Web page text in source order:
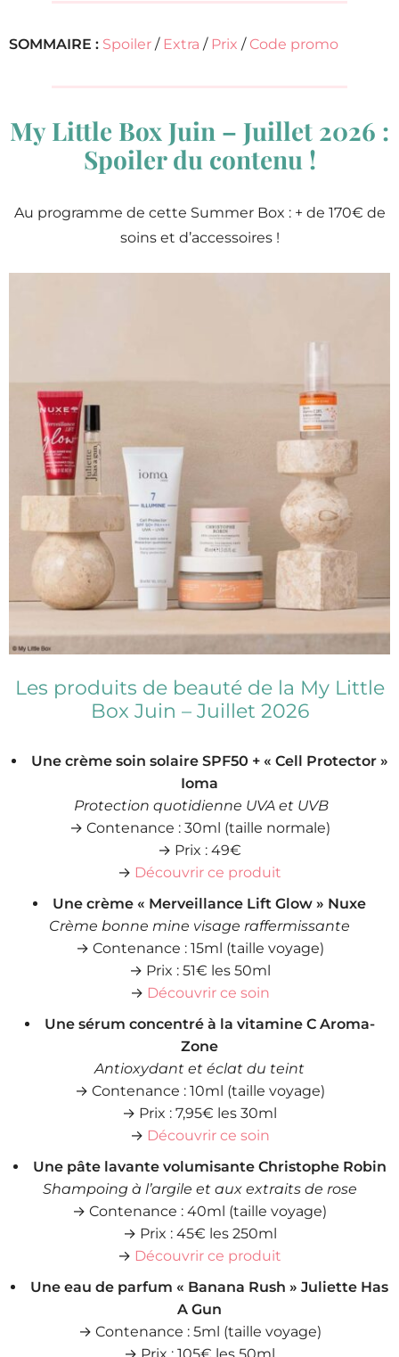
SOMMAIRE : Spoiler / Extra / Prix / Code promo
My Little Box Juin – Juillet 2026 :
Spoiler du contenu !
Au programme de cette Summer Box : + de 170€ de
soins et d’accessoires !
Les produits de beauté de la My Little
Box Juin – Juillet 2026
Une crème soin solaire SPF50 + « Cell Protector »
Ioma
Protection quotidienne UVA et UVB
→ Contenance : 30ml (taille normale)
→ Prix : 49€
→ Découvrir ce produit
Une crème « Merveillance Lift Glow » Nuxe
Crème bonne mine visage raffermissante
→ Contenance : 15ml (taille voyage)
→ Prix : 51€ les 50ml
→ Découvrir ce soin
Une sérum concentré à la vitamine C Aroma-
Zone
Antioxydant et éclat du teint
→ Contenance : 10ml (taille voyage)
→ Prix : 7,95€ les 30ml
→ Découvrir ce soin
Une pâte lavante volumisante Christophe Robin
Shampoing à l’argile et aux extraits de rose
→ Contenance : 40ml (taille voyage)
→ Prix : 45€ les 250ml
→ Découvrir ce produit
Une eau de parfum « Banana Rush » Juliette Has
A Gun
→ Contenance : 5ml (taille voyage)
→ Prix : 105€ les 50ml